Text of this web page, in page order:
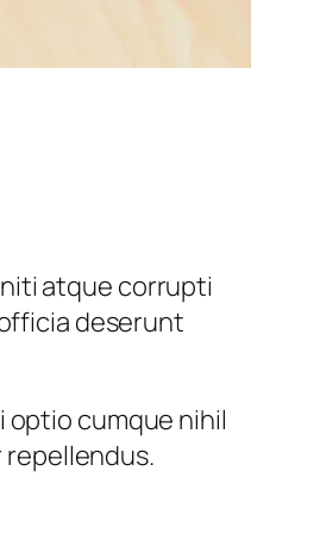
atque corrupti
deserunt
optio cumque nihil
repellendus.